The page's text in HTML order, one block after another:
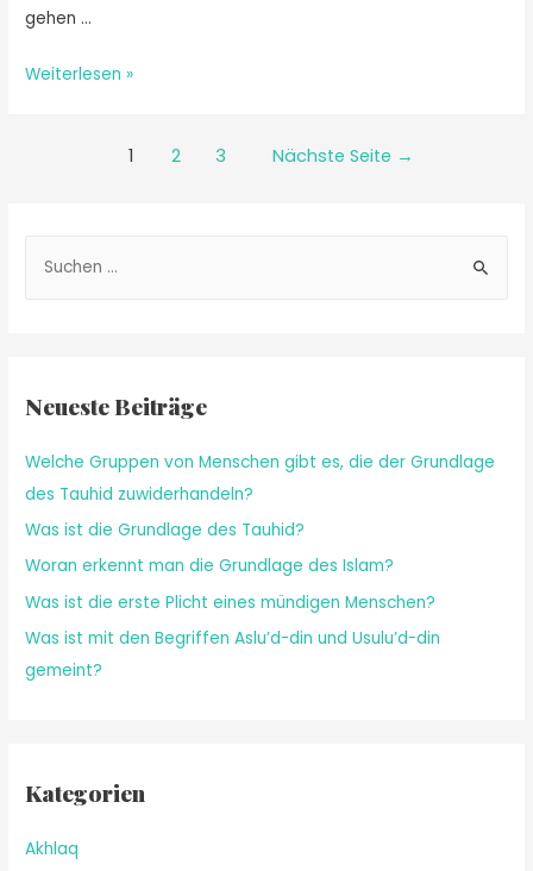
gehen …
Weiterlesen »
1 2 3 Nächste Seite →
Neueste Beiträge
Welche Gruppen von Menschen gibt es, die der Grundlage
des Tauhid zuwiderhandeln?
Was ist die Grundlage des Tauhid?
Woran erkennt man die Grundlage des Islam?
Was ist die erste Plicht eines mündigen Menschen?
Was ist mit den Begriffen Aslu’d-din und Usulu’d-din
gemeint?
Kategorien
Akhlaq